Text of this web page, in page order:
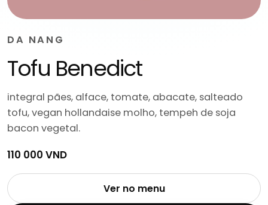
DA NANG
Tofu Benedict
integral pães, alface, tomate, abacate, salteado
tofu, vegan hollandaise molho, tempeh de soja
bacon vegetal.
110 000 VND
Ver no menu